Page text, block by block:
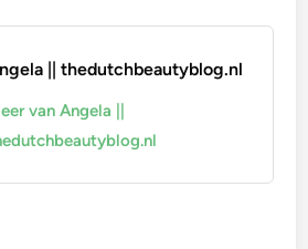
|| thedutchbeautyblog.nl
van Angela ||